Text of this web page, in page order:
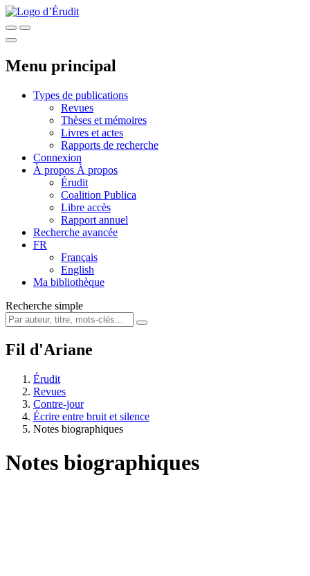
Menu principal
Types de publications
Revues
Thèses et mémoires
Livres et actes
Rapports de recherche
Connexion
À propos À propos
Érudit
Coalition Publica
Libre accès
Rapport annuel
Recherche avancée
FR
Français
English
Ma bibliothèque
Recherche simple
Fil d'Ariane
Érudit
Revues
Contre-jour
Écrire entre bruit et silence
Notes biographiques
Notes biographiques